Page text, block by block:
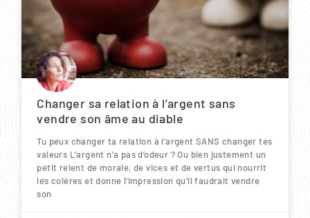
Changer sa relation à l’argent sans
vendre son âme au diable
Tu peux changer ta relation à l’argent SANS changer tes
valeurs L’argent n’a pas d’odeur ? Ou bien justement un
petit relent de morale, de vices et de vertus qui nourrit
les colères et donne l’impression qu’il faudrait vendre
son